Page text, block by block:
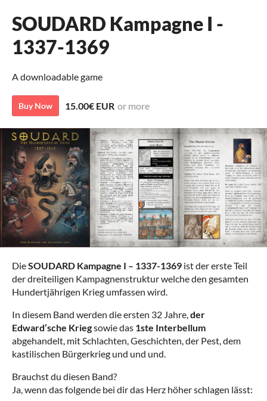
SOUDARD Kampagne I -
1337-1369
A downloadable game
Buy Now 15.00€ EUR or more
DieSOUDARD Kampagne I – 1337-1369 ist der erste Teil
der dreiteiligen Kampagnenstruktur welche den gesamten
Hundertjährigen Krieg umfassen wird.
In diesem Band werden die ersten 32 Jahre,der
Edward’sche Kriegsowie das 1ste Interbellum
abgehandelt, mit Schlachten, Geschichten, der Pest, dem
kastilischen Bürgerkrieg und und und.
Brauchst du diesen Band?
Ja, wenn das folgende bei dir das Herz höher schlagen lässt: